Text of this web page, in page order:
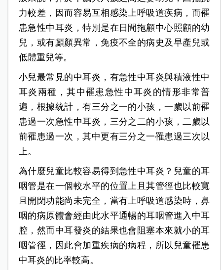
力較差，因而容易互相感染上呼吸道疾病，而罹
患急性中耳炎，特別是在日間拖顧中心照顧的幼
兒，或有顱顏異常，免疫不全的病史及早產兒或
低體重兒等。
小兒最常見的中耳炎，有急性中耳炎與積液性中
耳炎兩種，其中罹患急性中耳炎的情形非常普
遍，根據統計，有三分之一的小孩，一歲以前罹
患過一次急性中耳炎，三分之二的小孩，二歲以
前罹患過一次，其中更有三分之一罹患過三次以
上。
為什麼兒童比較容易得到急性中耳炎？兒童的耳
咽管是在一個較水平的位置上且其管徑也比較寬
且開閉功能尚未完全，當有上呼吸道感染時，鼻
咽的病原體會經由此水平通暢的耳咽管進入中耳
腔，然而中耳發炎的結果也會阻塞本來就小的耳
咽管徑，因此會加重疾病的病程，所以兒童罹患
中耳炎的比率較高。